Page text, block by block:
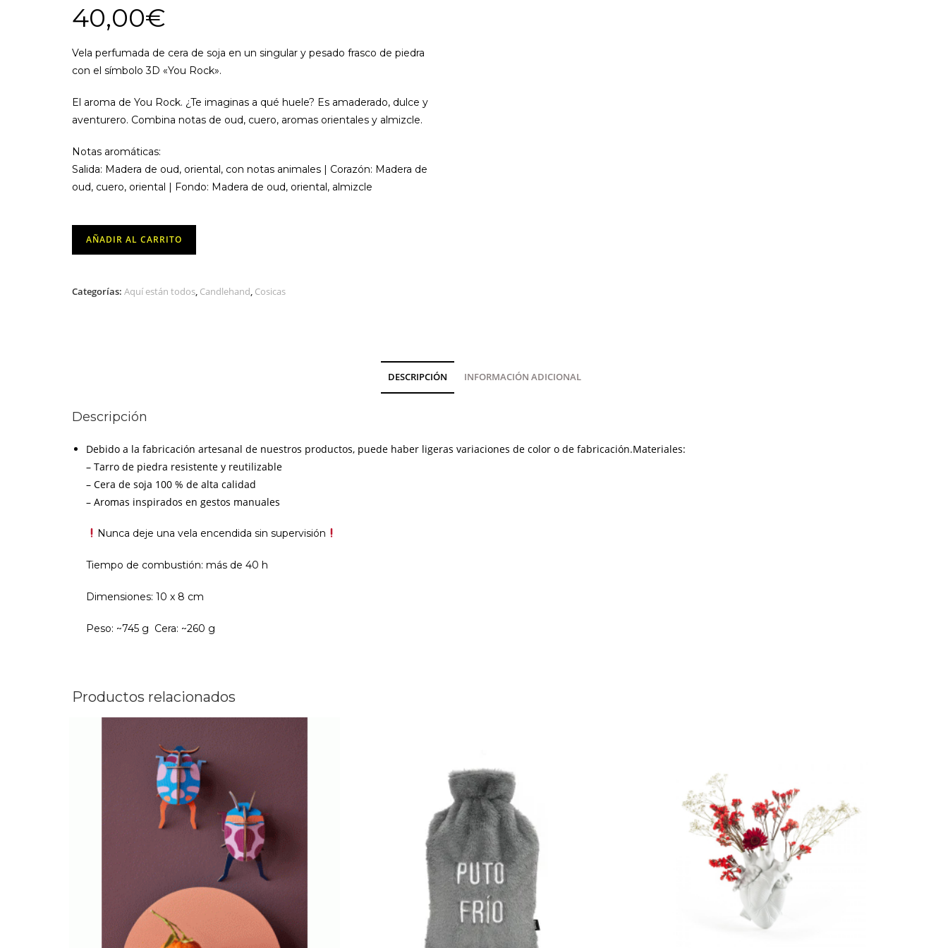
40,00€
Vela perfumada de cera de soja en un singular y pesado frasco de piedra
con el símbolo 3D «You Rock».
El aroma de You Rock. ¿Te imaginas a qué huele? Es amaderado, dulce y
aventurero. Combina notas de oud, cuero, aromas orientales y almizcle.
Notas aromáticas:
Salida: Madera de oud, oriental, con notas animales | Corazón: Madera de
oud, cuero, oriental | Fondo: Madera de oud, oriental, almizcle
Vela
Rock
AÑADIR AL CARRITO
Categorías: Aquí están todos, Candlehand, Cosicas
DESCRIPCIÓN INFORMACIÓN ADICIONAL
Descripción
Debido a la fabricación artesanal de nuestros productos, puede haber ligeras variaciones de color o de fabricación.Materiales:
– Tarro de piedra resistente y reutilizable
– Cera de soja 100 % de alta calidad
– Aromas inspirados en gestos manuales
Nunca deje una vela encendida sin supervisión
Tiempo de combustión: más de 40 h
Dimensiones: 10 x 8 cm
Peso: ~745 g Cera: ~260 g
Productos relacionados